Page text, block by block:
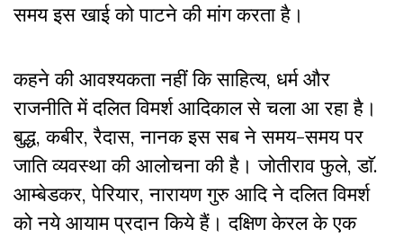
समय इस खाई को पाटने की मांग करता है।
कहने की आवश्यकता नहीं कि साहित्य, धर्म और
राजनीति में दलित विमर्श आदिकाल से चला आ रहा है।
बुद्ध, कबीर, रैदास, नानक इस सब ने समय-समय पर
जाति व्यवस्था की आलोचना की है। जोतीराव फुले, डाॅ.
आम्बेडकर, पेरियार, नारायण गुरु आदि ने दलित विमर्श
को नये आयाम प्रदान किये हैं। दक्षिण केरल के एक